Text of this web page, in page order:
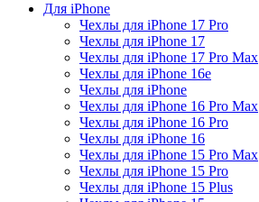
Для iPhone
Чехлы для iPhone 17 Pro
Чехлы для iPhone 17
Чехлы для iPhone 17 Pro Max
Чехлы для iPhone 16e
Чехлы для iPhone
Чехлы для iPhone 16 Pro Max
Чехлы для iPhone 16 Pro
Чехлы для iPhone 16
Чехлы для iPhone 15 Pro Max
Чехлы для iPhone 15 Pro
Чехлы для iPhone 15 Plus